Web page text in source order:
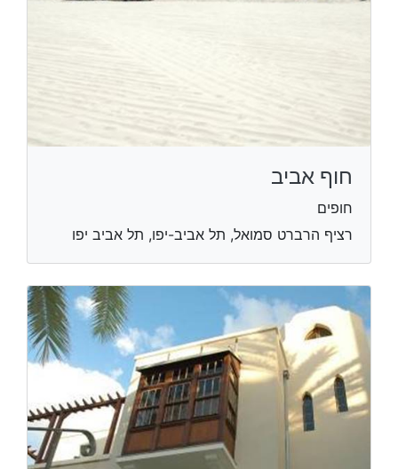
חוף אביב
חופים
רציף הרברט סמואל, תל אביב-יפו, תל אביב יפו